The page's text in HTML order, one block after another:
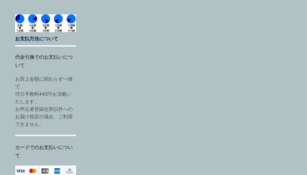
お支払方法について
代金引換でのお支払いにつ
いて
お買上金額に関わらず一律
で、
代引手数料440円を頂戴い
たします。
お申込者登録住所以外への
お届け指定の場合、ご利用
できません。
カードでのお支払いについ
て